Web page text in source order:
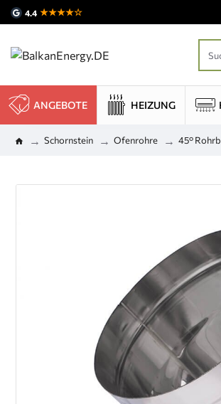
4.4 ★★★★☆
ANGEBOTE HEIZUNG
Schornstein Ofenrohre 45°